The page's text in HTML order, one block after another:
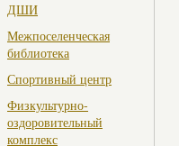
ДШИ
Межпоселенческая
библиотека
Спортивный центр
Физкультурно-
оздоровительный
комплекс